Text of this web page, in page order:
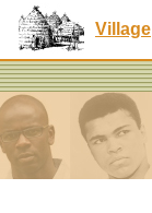
Village